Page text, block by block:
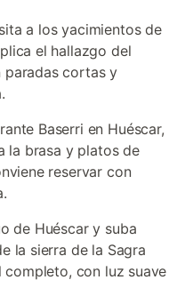
a los yacimientos de
el hallazgo del
paradas cortas y
Baserri en Huéscar,
la brasa y platos de
reservar con
de Huéscar y suba
la sierra de la Sagra
con luz suave